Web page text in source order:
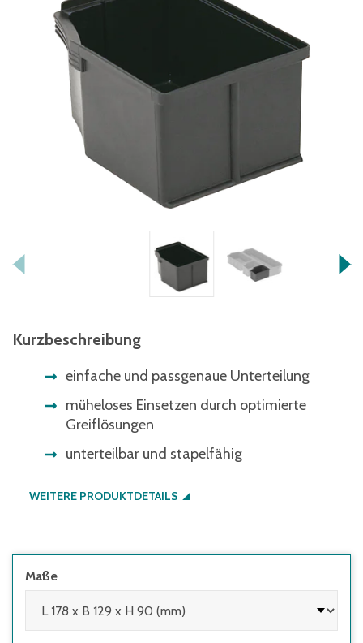
Kurzbeschreibung
einfache und passgenaue Unterteilung
müheloses Einsetzen durch optimierte
Greiflösungen
unterteilbar und stapelfähig
WEITERE PRODUKTDETAILS
Maße